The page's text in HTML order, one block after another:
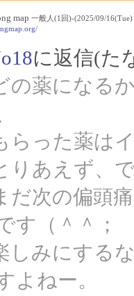
map 一般人(1回)-(2025/09/16(Tue)
に返信(た
の薬になる
らった薬は
りあえず、
だ次の偏頭
す（＾＾；
しみにする
よねー。